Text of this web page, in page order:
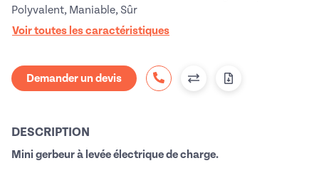
Polyvalent, Maniable, Sûr
Voir toutes les caractéristiques
Demander un devis
DESCRIPTION
Mini gerbeur à levée électrique de charge.